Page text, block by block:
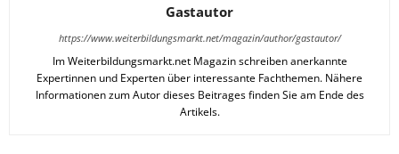
Gastautor
https://www.weiterbildungsmarkt.net/magazin/author/gastautor/
Im Weiterbildungsmarkt.net Magazin schreiben anerkannte
Expertinnen und Experten über interessante Fachthemen. Nähere
Informationen zum Autor dieses Beitrages finden Sie am Ende des
Artikels.